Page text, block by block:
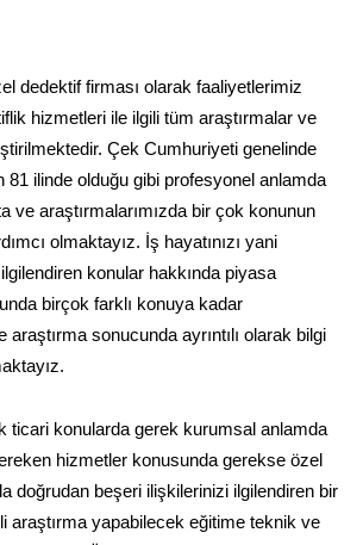
dedektif firması olarak faaliyetlerimiz
hizmetleri ile ilgili tüm araştırmalar ve
Çek Cumhuriyeti genelinde
81 ilinde olduğu gibi profesyonel anlamda
ve araştırmalarımızda bir çok konunun
olmaktayız. İş hayatınızı yani
konular hakkında piyasa
birçok farklı konuya kadar
sonucunda ayrıntılı olarak bilgi
ticari konularda gerek kurumsal anlamda
hizmetler konusunda gerekse özel
doğrudan beşeri ilişkilerinizi ilgilendiren bir
araştırma yapabilecek eğitime teknik ve